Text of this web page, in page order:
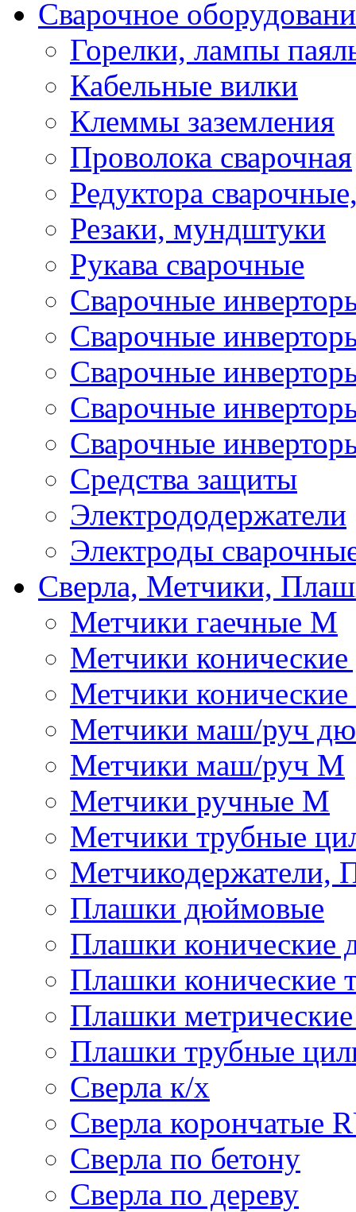
Сварочное
Горелки, лампы
Кабельные вилки
Клеммы заземления
Проволока сварочная
Редуктора
Резаки, мундштуки
Рукава сварочные
Сварочные
Сварочные
Сварочные
Сварочные
Сварочные
Средства защиты
Электрододержатели
Электроды
Сверла, Метчики,
Метчики гаечные М
Метчики
Метчики
Метчики маш/руч
Метчики маш/руч М
Метчики ручные М
Метчики трубные
Метчикодержатели,
Плашки дюймовые
Плашки
Плашки конические
Плашки
Плашки трубные
Сверла к/х
Сверла корончатые
Сверла по бетону
Сверла по дереву